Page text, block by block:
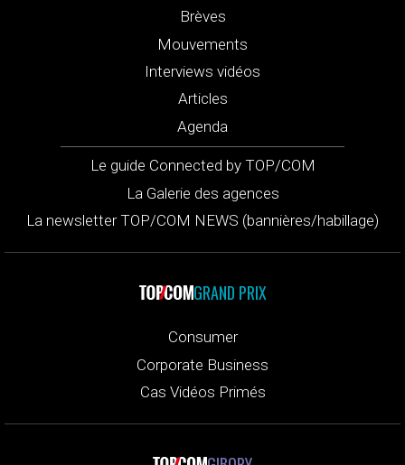
Brèves
Mouvements
Interviews vidéos
Articles
Agenda
Le guide Connected by TOP/COM
La Galerie des agences
La newsletter TOP/COM NEWS (bannières/habillage)
GRAND PRIX
Consumer
Corporate Business
Cas Vidéos Primés